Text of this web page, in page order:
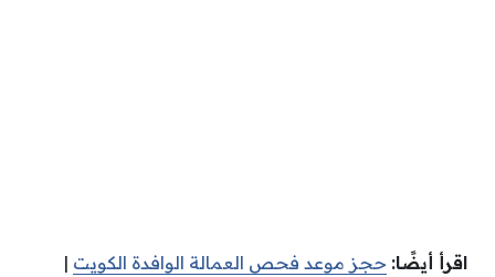
اقرأ أيضًا: حجز موعد فحص العمالة الوافدة الكويت |